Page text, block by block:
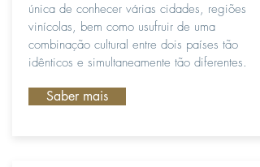
única de conhecer várias cidades, regiões
vinícolas, bem como usufruir de uma
combinação cultural entre dois países tão
idênticos e simultaneamente tão diferentes.
Saber mais